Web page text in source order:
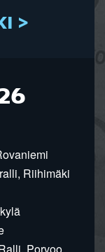
>
Riihimäki